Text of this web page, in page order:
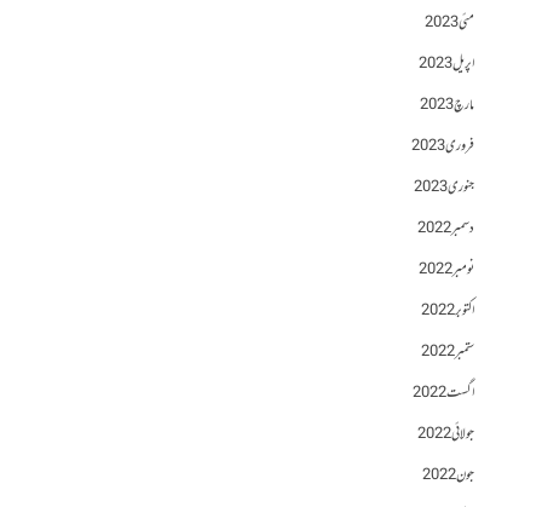
مئی 2023
اپریل 2023
مارچ 2023
فروری 2023
جنوری 2023
دسمبر 2022
نومبر 2022
اکتوبر 2022
ستمبر 2022
اگست 2022
جولائی 2022
جون 2022